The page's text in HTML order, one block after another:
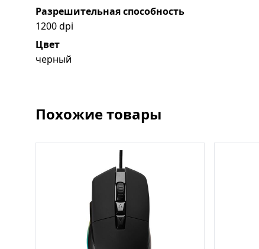
Разрешительная способность
1200 dpi
Цвет
черный
Похожие товары